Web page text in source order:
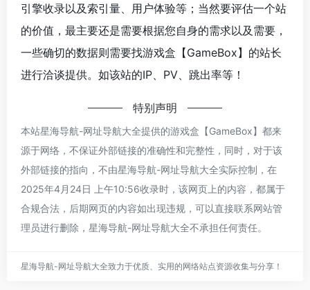
引擎收录以及索引量、用户体验等；当然要评估一个站
的价值，最主要还是需要根据您自身的需求以及需要，
一些确切的数据则需要找游戏盒【GameBox】的站长
进行洽谈提供。如该站的IP、PV、跳出率等！
特别声明
本站星海导航-网址导航大全提供的游戏盒【GameBox】都来
源于网络，不保证外部链接的准确性和完整性，同时，对于该
外部链接的指向，不由星海导航-网址导航大全实际控制，在
2025年4月24日 上午10:56收录时，该网页上的内容，都属于
合规合法，后期网页的内容如出现违规，可以直接联系网站管
理员进行删除，星海导航-网址导航大全不承担任何责任。
星海导航-网址导航大全致力于优质、实用的网络站点资源收集与分享！